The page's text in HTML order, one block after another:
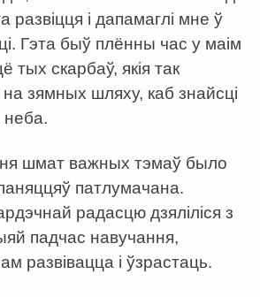
развіцця і дапамаглі мне ў
Гэта быў плённы час у маім
тых скарбаў, якія так
зямных шляху, каб знайсці
неба.
шмат важных тэмаў было
патлумачана.
радасцю дзяліліся з
падчас навучання,
развівацца і ўзрастаць.